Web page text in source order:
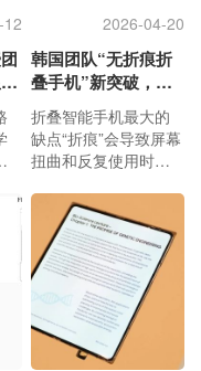
2026-04-20
韩国团队“无折痕折
叠手机”新突破，已
申请专利
折叠智能手机最大的
缺点“折痕”会导致屏幕
扭曲和反复使用时的
是阻碍市场扩展的最
大障碍。 据韩国科学
技术院（KAIST，Kor
ea Advanced Institute
of Science and Techn
ology）消息，该校研
究团队提出了解决这
一问题的技术。